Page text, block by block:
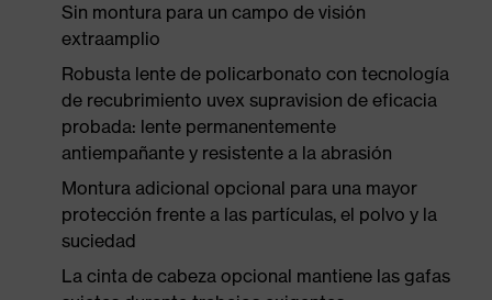
Sin montura para un campo de visión
extraamplio
Robusta lente de policarbonato con tecnología
de recubrimiento uvex supravision de eficacia
probada: lente permanentemente
antiempañante y resistente a la abrasión
Montura adicional opcional para una mayor
protección frente a las partículas, el polvo y la
suciedad
La cinta de cabeza opcional mantiene las gafas